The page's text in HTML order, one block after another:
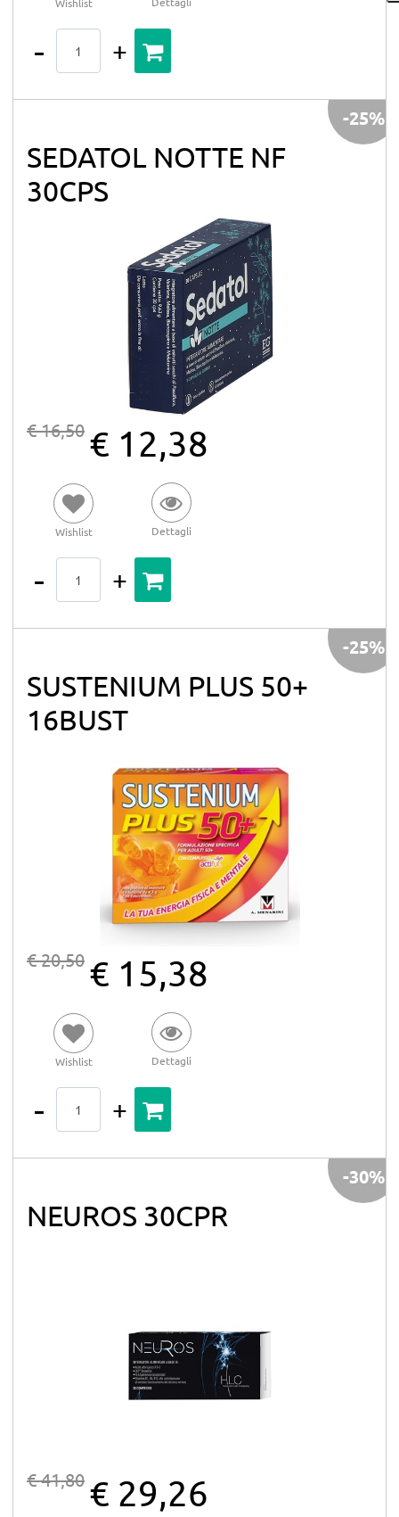
Wishlist
SEDATOL NOTTE NF
30CPS
€ 16,50 € 12,38
Wishlist Dettagli
-25%
SUSTENIUM PLUS 50+
16BUST
€ 20,50 € 15,38
Wishlist Dettagli
-25%
NEUROS 30CPR
€ 41,80 € 29,26
-30%